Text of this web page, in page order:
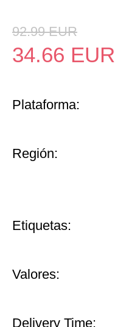
92.99 EUR
34.66 EUR
Plataforma:
Región:
Etiquetas:
Valores:
Delivery Time: